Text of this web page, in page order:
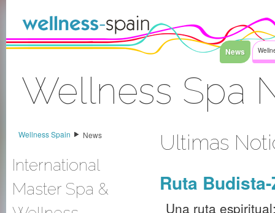
News
Wellness Spa
Wellness Spain
News
International
Master Spa &
Ultimas
Ruta
Una ruta